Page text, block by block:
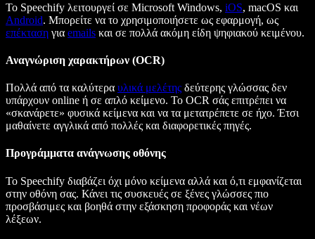
Το Speechify λειτουργεί σε Microsoft Windows, iOS, macOS και
Android. Μπορείτε να το χρησιμοποιήσετε ως εφαρμογή, ως
επέκταση για emails και σε πολλά ακόμη είδη ψηφιακού κειμένου.
Αναγνώριση χαρακτήρων (OCR)
Πολλά από τα καλύτερα υλικά μελέτης δεύτερης γλώσσας δεν
υπάρχουν online ή σε απλό κείμενο. Το OCR σάς επιτρέπει να
«σκανάρετε» φυσικά κείμενα και να τα μετατρέπετε σε ήχο. Έτσι
μαθαίνετε αγγλικά από πολλές και διαφορετικές πηγές.
Προγράμματα ανάγνωσης οθόνης
Το Speechify διαβάζει όχι μόνο κείμενα αλλά και ό,τι εμφανίζεται
στην οθόνη σας. Κάνει τις συσκευές σε ξένες γλώσσες πιο
προσβάσιμες και βοηθά στην εξάσκηση προφοράς και νέων
λέξεων.